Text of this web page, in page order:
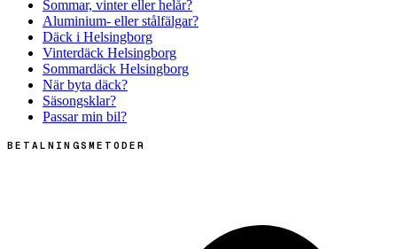
Sommar, vinter eller helår?
Aluminium- eller stålfälgar?
Däck i Helsingborg
Vinterdäck Helsingborg
Sommardäck Helsingborg
När byta däck?
Säsongsklar?
Passar min bil?
BETALNINGSMETODER